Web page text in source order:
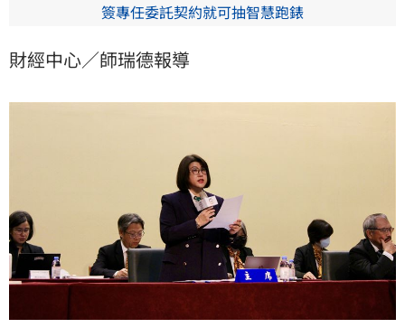
簽專任委託契約就可抽智慧跑錶
財經中心／師瑞德報導